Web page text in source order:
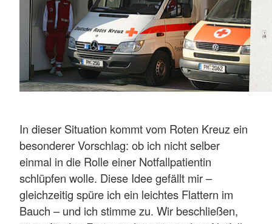
In dieser Situation kommt vom Roten Kreuz ein
besonderer Vorschlag: ob ich nicht selber
einmal in die Rolle einer Notfallpatientin
schlüpfen wolle. Diese Idee gefällt mir –
gleichzeitig spüre ich ein leichtes Flattern im
Bauch – und ich stimme zu. Wir beschließen,